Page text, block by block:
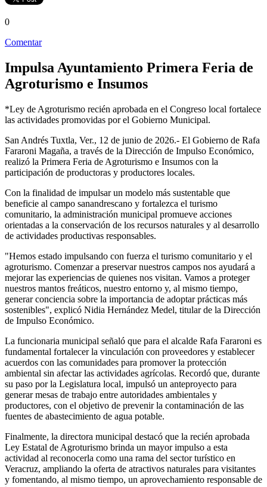
0
Comentar
Impulsa Ayuntamiento Primera Feria de
Agroturismo e Insumos
*Ley de Agroturismo recién aprobada en el Congreso local fortalece
las actividades promovidas por el Gobierno Municipal.
San Andrés Tuxtla, Ver., 12 de junio de 2026.- El Gobierno de Rafa
Fararoni Magaña, a través de la Dirección de Impulso Económico,
realizó la Primera Feria de Agroturismo e Insumos con la
participación de productoras y productores locales.
Con la finalidad de impulsar un modelo más sustentable que
beneficie al campo sanandrescano y fortalezca el turismo
comunitario, la administración municipal promueve acciones
orientadas a la conservación de los recursos naturales y al desarrollo
de actividades productivas responsables.
"Hemos estado impulsando con fuerza el turismo comunitario y el
agroturismo. Comenzar a preservar nuestros campos nos ayudará a
mejorar las experiencias de quienes nos visitan. Vamos a proteger
nuestros mantos freáticos, nuestro entorno y, al mismo tiempo,
generar conciencia sobre la importancia de adoptar prácticas más
sostenibles", explicó Nidia Hernández Medel, titular de la Dirección
de Impulso Económico.
La funcionaria municipal señaló que para el alcalde Rafa Fararoni es
fundamental fortalecer la vinculación con proveedores y establecer
acuerdos con las comunidades para promover la protección
ambiental sin afectar las actividades agrícolas. Recordó que, durante
su paso por la Legislatura local, impulsó un anteproyecto para
generar mesas de trabajo entre autoridades ambientales y
productores, con el objetivo de prevenir la contaminación de las
fuentes de abastecimiento de agua potable.
Finalmente, la directora municipal destacó que la recién aprobada
Ley Estatal de Agroturismo brinda un mayor impulso a esta
actividad al reconocerla como una rama del sector turístico en
Veracruz, ampliando la oferta de atractivos naturales para visitantes
y fomentando, al mismo tiempo, un aprovechamiento responsable de